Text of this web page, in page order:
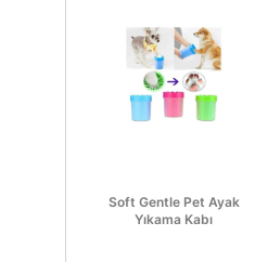
Soft Gentle Pet Ayak
Yıkama Kabı